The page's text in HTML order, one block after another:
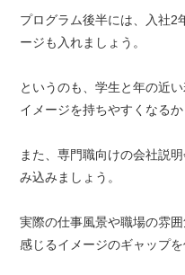
プログラム後半には、入社2
ージも入れましょう。
というのも、学生と年の近
イメージを持ちやすくなるか
また、専門職向けの会社説
み込みましょう。
実際の仕事風景や職場の雰
感じるイメージのギャップを